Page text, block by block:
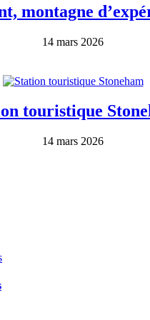
montagne
14 mars 2026
touristique
14 mars 2026